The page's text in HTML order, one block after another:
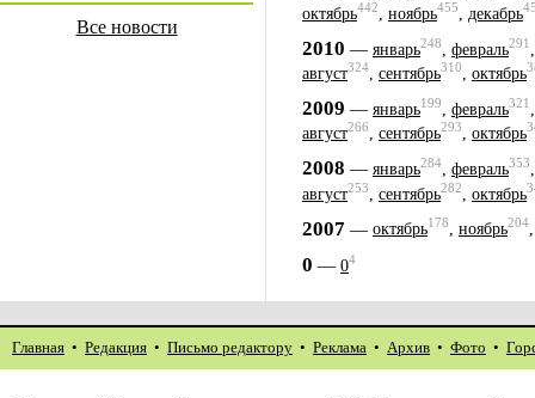
Все новости
октябрь442, ноябрь455, декабрь
2010 — январь248 февраль291
август324, сентябрь310, октябрь
2009 — январь199 февраль321
август266, сентябрь293, октябрь
2008 — январь284 февраль353
август253 сентябрь282 октябрь
2007 — октябрь178, ноябрь204
0 — 04
Главная • Редакция • Письмо редактору • Реклама • Архив • Фото •